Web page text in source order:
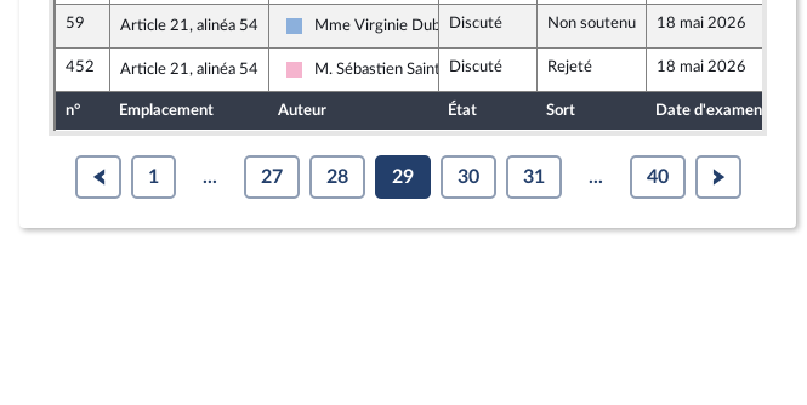
59 Article 21, alinéa 54
Droite Républicaine
Mme Virginie Duby-Muller
Discuté Non soutenu 18 mai 2026
452 Article 21, alinéa 54
Socialistes et apparentés
M. Sébastien Saint-Pasteur
Discuté Rejeté 18 mai 2026
n° Emplacement Auteur État Sort Date d'examen
1 ... 27 28 29 30 31 ... 40